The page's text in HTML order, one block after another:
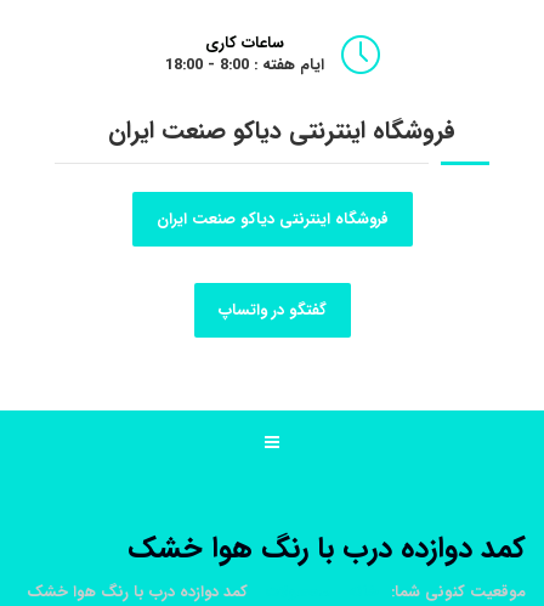
ساعات کاری
ایام هفته : 8:00 - 18:00
فروشگاه اینترنتی دیاکو صنعت ایران
فروشگاه اینترنتی دیاکو صنعت ایران
گفتگو در واتساپ
کمد دوازده درب با رنگ هوا خشک
موقعیت کنونی شما: کمد دوازده درب با رنگ هوا خشک